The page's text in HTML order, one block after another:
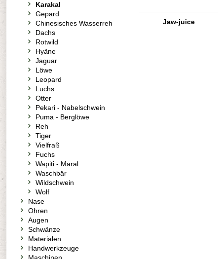
Jaw-juice
Karakal
Gepard
Chinesisches Wasserreh
Dachs
Rotwild
Hyäne
Jaguar
Löwe
Leopard
Luchs
Otter
Pekari - Nabelschwein
Puma - Berglöwe
Reh
Tiger
Vielfraß
Fuchs
Wapiti - Maral
Waschbär
Wildschwein
Wolf
Nase
Ohren
Augen
Schwänze
Materialen
Handwerkzeuge